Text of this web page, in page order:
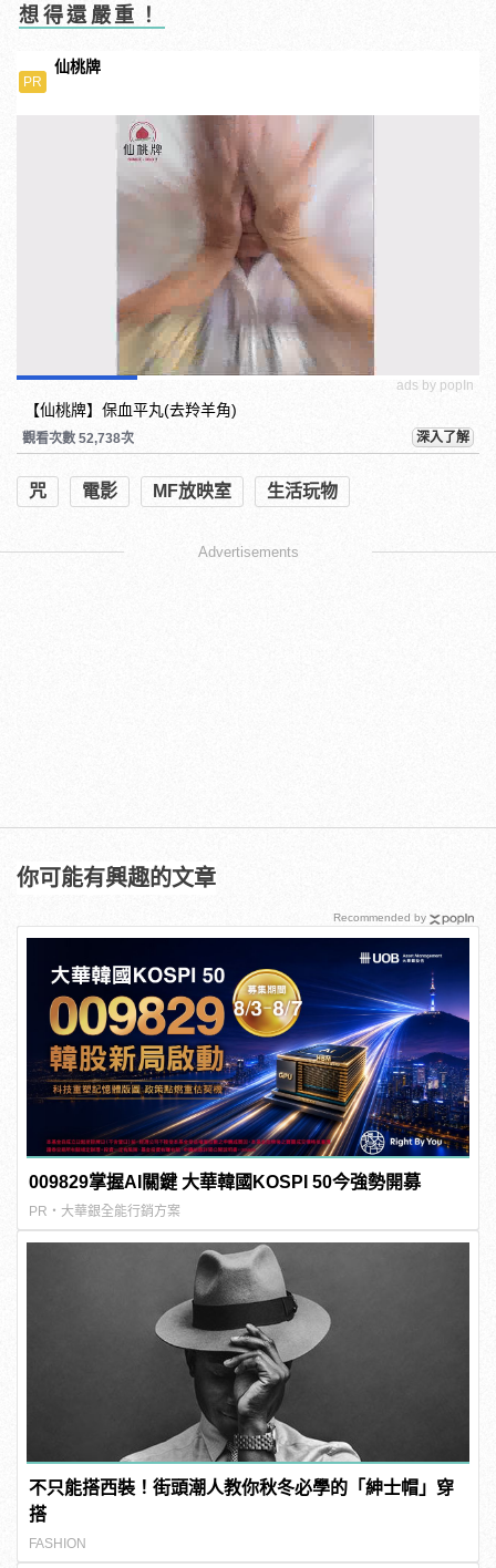
想得還嚴重！
PR
仙桃牌
ads by popIn
【仙桃牌】保血平丸(去羚羊角)
觀看次數 52,738次 深入了解
咒 電影 MF放映室 生活玩物
Advertisements
你可能有興趣的文章
009829掌握AI關鍵 大華韓國KOSPI 50今強勢開募
PR・大華銀全能行銷方案
不只能搭西裝！街頭潮人教你秋冬必學的「紳士帽」穿
搭
FASHION
Recommended by